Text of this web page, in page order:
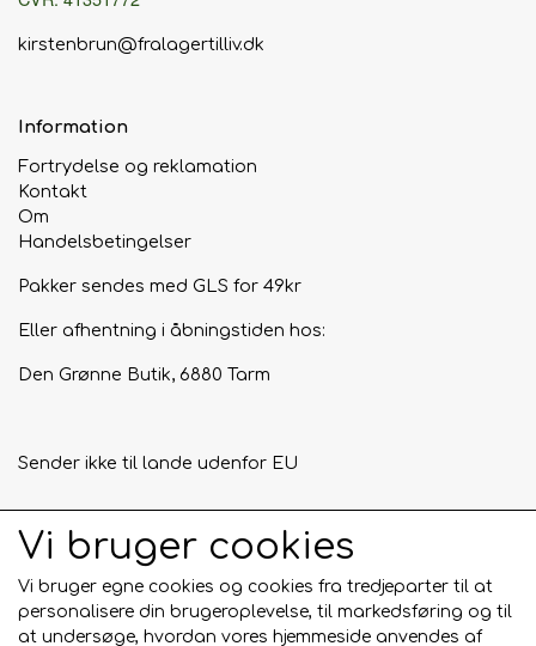
kirstenbrun@fralagertilliv.dk
Information
Fortrydelse og reklamation
Kontakt
Om
Handelsbetingelser
Pakker sendes med GLS for 49kr
Eller afhentning i åbningstiden hos:
Den Grønne Butik, 6880 Tarm
Sender ikke til lande udenfor EU
Tilmeld mig nyhedsbrevet
Tilmeld
Vi bruger cookies
Vi bruger egne cookies og cookies fra tredjeparter til at
personalisere din brugeroplevelse, til markedsføring og til
at undersøge, hvordan vores hjemmeside anvendes af